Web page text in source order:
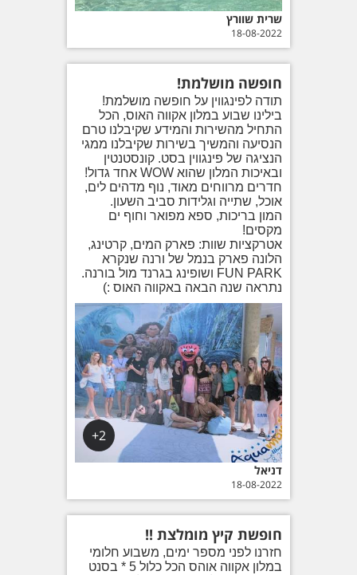
שרית שוורץ
18-08-2022
חופשה מושלמת!
תודה לפינגווין על חופשה מושלמת!
בילינו שבוע במלון אקווה האוס, הכל
התחיל מהשירות והמידע שקיבלנו טרם
הנסיעה והמשיך בשירות שקיבלנו ממגי
הנציגה של פינגווין בסט. קונסטנטין
ובאיכות המלון שהוא WOW אחד גדול!
חדרים מרווחים מאוד, נוף מדהים לים,
אוכל, שתייה וגלידות סביב השעון.
המון בריכות, ספא מפואר וחוף ים
מקסים!
אטרקציות שוות: פארק המים, קרטינג,
הלונה פארק בנמל של ורנה שנקרא
FUN PARK ושופינג בגרנד מול בורנה.
נתראה שנה הבאה באקווה האוס :)
2+
דניאל
18-08-2022
חופשת קיץ מומלצת !!
חזרנו לפני מספר ימים, משבוע חלומי
במלון אקווה אוהס הכל כלול 5 * בסנט